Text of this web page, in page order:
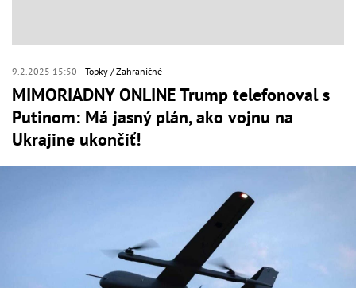
9.2.2025 15:50 Topky Zahraničné
MIMORIADNY ONLINE Trump telefonoval s
Putinom: Má jasný plán, ako vojnu na
Ukrajine ukončiť!